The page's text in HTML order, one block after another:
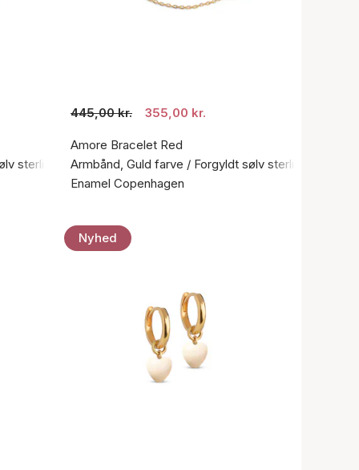
sterling 925
445,00 kr. 355,00 kr.
Amore Bracelet Red
Armbånd, Guld farve / Forgyldt sølv sterling 925
Enamel Copenhagen
Nyhed